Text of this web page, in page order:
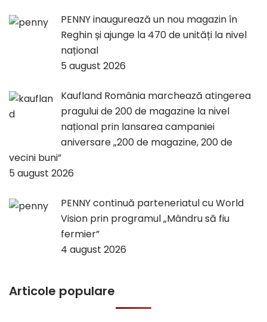
PENNY inaugurează un nou magazin în
Reghin și ajunge la 470 de unități la nivel
național
5 august 2026
Kaufland România marchează atingerea
pragului de 200 de magazine la nivel
național prin lansarea campaniei
aniversare „200 de magazine, 200 de
vecini buni”
5 august 2026
PENNY continuă parteneriatul cu World
Vision prin programul „Mândru să fiu
fermier”
4 august 2026
Articole populare